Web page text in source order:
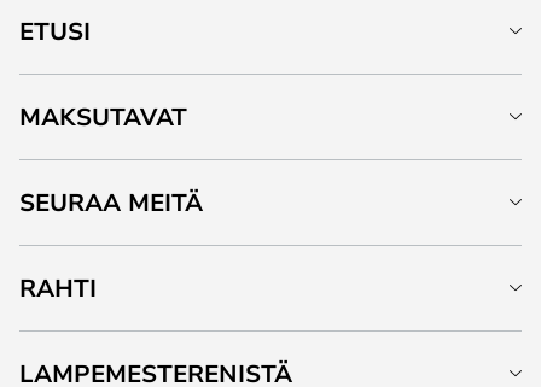
ETUSI
MAKSUTAVAT
SEURAA MEITÄ
RAHTI
LAMPEMESTERENISTÄ